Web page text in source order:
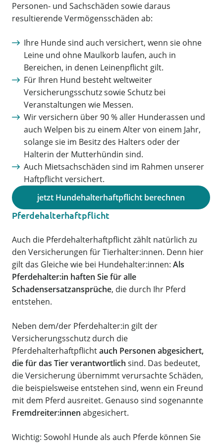
Personen- und Sachschäden sowie daraus
resultierende Vermögensschäden ab:
Ihre Hunde sind auch versichert, wenn sie ohne
Leine und ohne Maulkorb laufen, auch in
Bereichen, in denen Leinenpflicht gilt.
Für Ihren Hund besteht weltweiter
Versicherungsschutz sowie Schutz bei
Veranstaltungen wie Messen.
Wir versichern über 90 % aller Hunderassen und
auch Welpen bis zu einem Alter von einem Jahr,
solange sie im Besitz des Halters oder der
Halterin der Mutterhündin sind.
Auch Mietsachschäden sind im Rahmen unserer
Haftpflicht versichert.
jetzt Hundehalterhaftpflicht berechnen
Pferdehalterhaftpflicht
Auch die Pferdehalterhaftpflicht zählt natürlich zu
den Versicherungen für Tierhalter:innen. Denn hier
gilt das Gleiche wie bei Hundehalter:innen: Als
Pferdehalter:in haften Sie für alle
Schadensersatzansprüche, die durch Ihr Pferd
entstehen.
Neben dem/der Pferdehalter:in gilt der
Versicherungsschutz durch die
Pferdehalterhaftpflichtauch Personen abgesichert,
die für das Tier verantwortlich sind. Das bedeutet,
die Versicherung übernimmt verursachte Schäden,
die beispielsweise entstehen sind, wenn ein Freund
mit dem Pferd ausreitet. Genauso sind sogenannte
Fremdreiter:innen abgesichert.
Wichtig: Sowohl Hunde als auch Pferde können Sie